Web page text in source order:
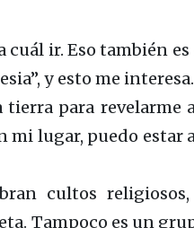
cuál ir. Eso también
y esto me interesa.
tierra para revelarme
mi lugar, puedo estar
cultos
Tampoco es un